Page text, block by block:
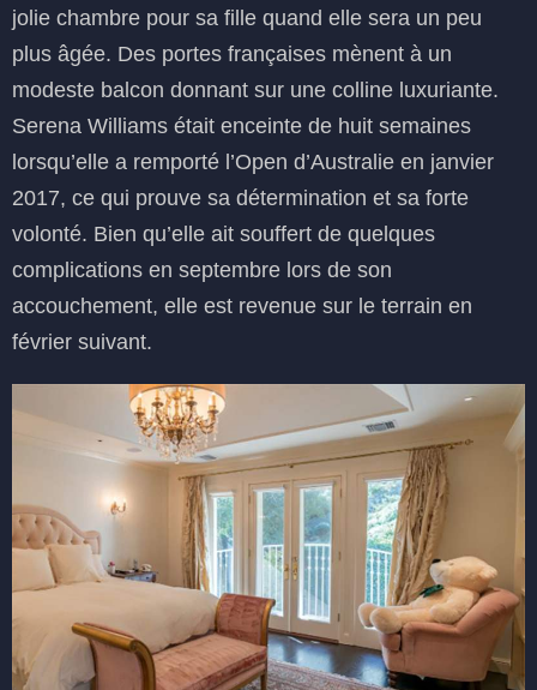
jolie chambre pour sa fille quand elle sera un peu
plus âgée. Des portes françaises mènent à un
modeste balcon donnant sur une colline luxuriante.
Serena Williams était enceinte de huit semaines
lorsqu’elle a remporté l’Open d’Australie en janvier
2017, ce qui prouve sa détermination et sa forte
volonté. Bien qu’elle ait souffert de quelques
complications en septembre lors de son
accouchement, elle est revenue sur le terrain en
février suivant.